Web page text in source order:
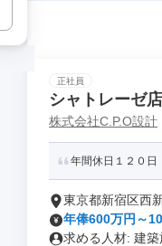
正社員
シャトレーゼ
株式会社C.P.O設計
年間休日１２０日
東京都新宿区西
年俸600万円～
求める人材: 建